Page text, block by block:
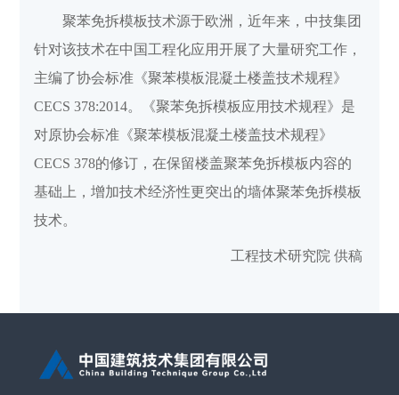
聚苯免拆模板技术源于欧洲，近年来，中技集团
针对该技术在中国工程化应用开展了大量研究工作，
主编了协会标准《聚苯模板混凝土楼盖技术规程》
CECS 378:2014。《聚苯免拆模板应用技术规程》是
对原协会标准《聚苯模板混凝土楼盖技术规程》
CECS 378的修订，在保留楼盖聚苯免拆模板内容的
基础上，增加技术经济性更突出的墙体聚苯免拆模板
技术。
工程技术研究院 供稿